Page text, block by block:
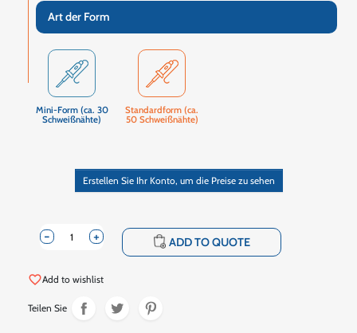
Art der Form
Mini-Form (ca. 30
Schweißnähte)
Standardform (ca.
50 Schweißnähte)
Erstellen Sie Ihr Konto, um die Preise zu sehen
+
- shopping_cart ADD TO QUOTE
favorite_borderAdd to wishlist
Teilen Sie